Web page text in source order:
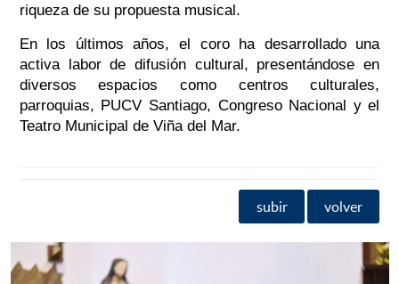
riqueza de su propuesta musical.
En los últimos años, el coro ha desarrollado una
activa labor de difusión cultural, presentándose en
diversos espacios como centros culturales,
parroquias, PUCV Santiago, Congreso Nacional y el
Teatro Municipal de Viña del Mar.
subir volver